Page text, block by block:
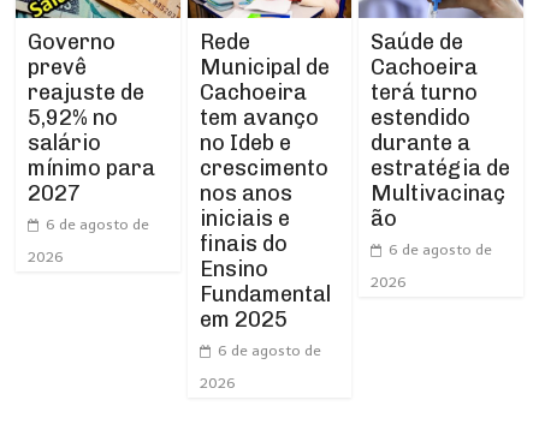
Governo
prevê
reajuste de
5,92% no
salário
mínimo para
2027
6 de agosto de
2026
Rede
Municipal de
Cachoeira
tem avanço
no Ideb e
crescimento
nos anos
iniciais e
finais do
Ensino
Fundamental
em 2025
6 de agosto de
2026
Saúde de
Cachoeira
terá turno
estendido
durante a
estratégia de
Multivacinaç
ão
6 de agosto de
2026